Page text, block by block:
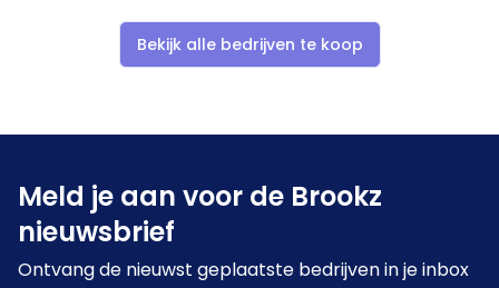
Bekijk alle bedrijven te koop
Meld je aan voor de Brookz
nieuwsbrief
Ontvang de nieuwst geplaatste bedrijven in je inbox